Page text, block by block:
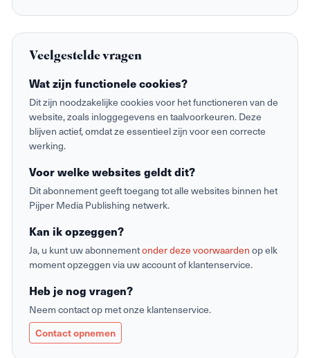
Veelgestelde vragen
Wat zijn functionele cookies?
Dit zijn noodzakelijke cookies voor het functioneren van de
website, zoals inloggegevens en taalvoorkeuren. Deze
blijven actief, omdat ze essentieel zijn voor een correcte
werking.
Voor welke websites geldt dit?
Dit abonnement geeft toegang tot alle websites binnen het
Pijper Media Publishing netwerk.
Kan ik opzeggen?
Ja, u kunt uw abonnementonder deze voorwaardenop elk
moment opzeggen via uw account of klantenservice.
Heb je nog vragen?
Neem contact op met onze klantenservice.
Contact opnemen